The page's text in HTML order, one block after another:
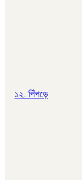
১২. পিঁপড়ে